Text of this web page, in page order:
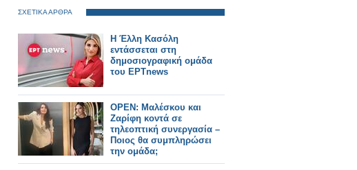
ΣΧΕΤΙΚΑ ΑΡΘΡΑ
Η Έλλη Κασόλη
εντάσσεται στη
δημοσιογραφική ομάδα
του ΕΡΤnews
OPEN: Μαλέσκου και
Ζαρίφη κοντά σε
τηλεοπτική συνεργασία –
Ποιος θα συμπληρώσει
την ομάδα;